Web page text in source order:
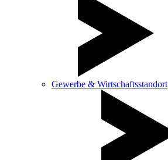
Gewerbe & Wirtschaftsstandort